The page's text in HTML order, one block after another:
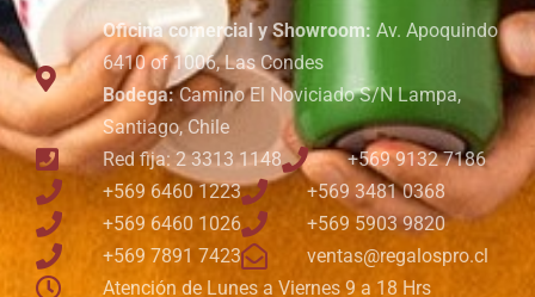
Oficina comercial y Showroom: Av. Apoquindo
6410 of 1006, Las Condes
Bodega:Camino El Noviciado S/N Lampa,
Santiago, Chile
Red fija: 2 3313 1148
+569 9132 7186
+569 6460 1223
+569 3481 0368
+569 6460 1026
+569 5903 9820
+569 7891 7423
ventas@regalospro.cl
Atención de Lunes a Viernes 9 a 18 Hrs